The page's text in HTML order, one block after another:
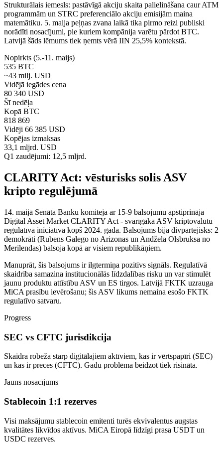
Strukturālais iemesls: pastāvīgā akciju skaita palielināšana caur ATM
programmām un STRC preferenciālo akciju emisijām maina
matemātiku. 5. maija peļņas zvana laikā tika pirmo reizi publiski
norādīti nosacījumi, pie kuriem kompānija varētu pārdot BTC.
Latvijā šāds lēmums tiek ņemts vērā IIN 25,5% kontekstā.
Nopirkts (5.-11. maijs)
535 BTC
~43 milj. USD
Vidējā iegādes cena
80 340 USD
Šī nedēļa
Kopā BTC
818 869
Vidēji 66 385 USD
Kopējas izmaksas
33,1 mljrd. USD
Q1 zaudējumi: 12,5 mljrd.
CLARITY Act: vēsturisks solis ASV
kripto regulējumā
14. maijā Senāta Banku komiteja ar 15-9 balsojumu apstiprināja
Digital Asset Market CLARITY Act - svarīgākā ASV kriptovalūtu
regulatīvā iniciatīva kopš 2024. gada. Balsojums bija divpartejisks: 2
demokrāti (Rubens Galego no Arizonas un Andžela Olsbruksa no
Merilendas) balsoja kopā ar visiem republikāņiem.
Manuprāt, šis balsojums ir ilgtermiņa pozitīvs signāls. Regulatīvā
skaidrība samazina institucionālās līdzdalības risku un var stimulēt
jaunu produktu attīstību ASV un ES tirgos. Latvijā FKTK uzrauga
MiCA prasību ievērošanu; šis ASV likums nemaina esošo FKTK
regulatīvo satvaru.
Progress
SEC vs CFTC jurisdikcija
Skaidra robeža starp digitālajiem aktīviem, kas ir vērtspapīri (SEC)
un kas ir preces (CFTC). Gadu problēma beidzot tiek risināta.
Jauns nosacījums
Stablecoin 1:1 rezerves
Visi maksājumu stablecoin emitenti turēs ekvivalentus augstas
kvalitātes likvīdos aktīvus. MiCA Eiropā līdzīgi prasa USDT un
USDC rezerves.